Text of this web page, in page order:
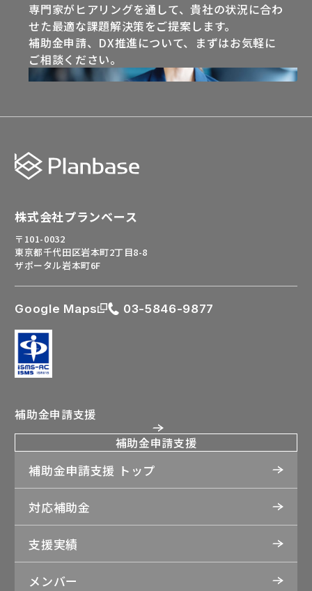
専門家がヒアリングを通して、貴社の状況に合わ
せた最適な課題解決策をご提案します。
補助金申請、DX推進について、まずはお気軽に
ご相談ください。
株式会社プランベース
〒101-0032
東京都千代田区岩本町2丁目8-8
ザポータル岩本町6F
Google Maps 03-5846-9877
補助金申請支援
補助金申請支援
補助金申請支援 トップ
対応補助金
支援実績
メンバー